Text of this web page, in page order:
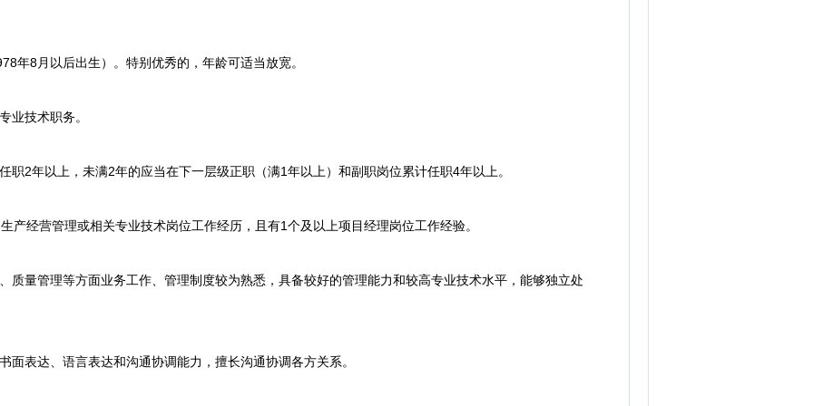
8月以后出生）。特别优秀的，年龄可适当放宽。
技术职务。
年以上，未满2年的应当在下一层级正职（满1年以上）和副职岗位累计任职4年以上。
营管理或相关专业技术岗位工作经历，且有1个及以上项目经理岗位工作经验。
管理等方面业务工作、管理制度较为熟悉，具备较好的管理能力和较高专业技术水平，能够独立处
达、语言表达和沟通协调能力，擅长沟通协调各方关系。